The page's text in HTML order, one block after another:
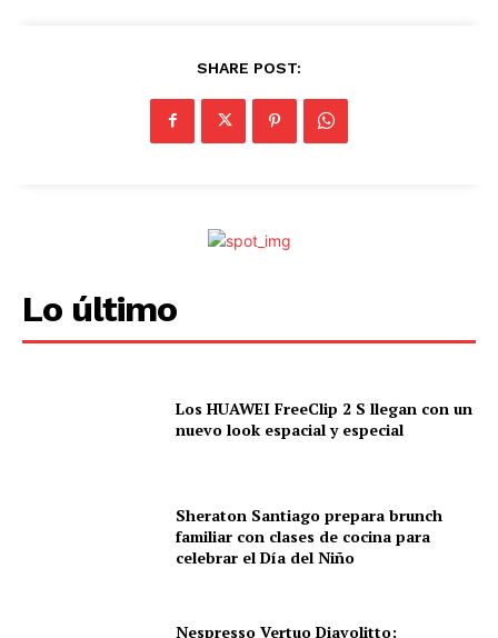
SHARE POST:
Lo último
Los HUAWEI FreeClip 2 S llegan con un
nuevo look espacial y especial
Sheraton Santiago prepara brunch
familiar con clases de cocina para
celebrar el Día del Niño
Nespresso Vertuo Diavolitto: